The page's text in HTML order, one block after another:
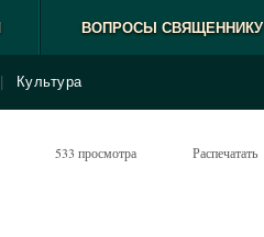
ВОПРОСЫ СВЯЩЕННИКУ
Культура
533 просмотра Распечатать